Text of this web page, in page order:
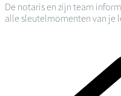
De notaris en zijn team
alle sleutelmomenten van je